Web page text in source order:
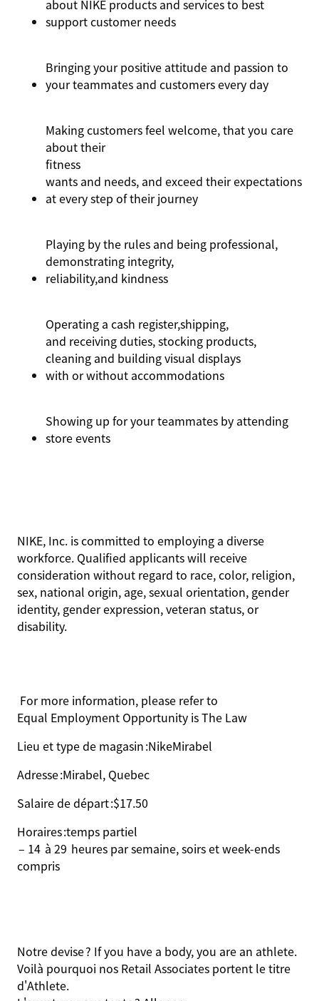
about NIKE products and services to best
support customer needs
Bringing your positive attitude and passion to
your teammates and customers every day
Making customers feel welcome, that you care
about their
fitness
wants and needs, and exceed their expectations
at every step of their journey
Playing by the rules and being professional,
demonstrating integrity,
reliability,and kindness
Operating a cash register,shipping,
and receiving duties, stocking products,
cleaning and building visual displays
with or without accommodations
Showing up for your teammates by attending
store events
NIKE, Inc. is committed to employing a diverse
workforce. Qualified applicants will receive
consideration without regard to race, color, religion,
sex, national origin, age, sexual orientation, gender
identity, gender expression, veteran status, or
disability.
For more information, please refer to
Equal Employment Opportunity is The Law
Lieu et type de magasin :NikeMirabel
Adresse :Mirabel, Quebec
Salaire de départ :$17.50
Horaires :temps partiel
– 14 à 29 heures par semaine, soirs et week-ends
compris
Notre devise ? If you have a body, you are an athlete.
Voilà pourquoi nos Retail Associates portent le titre
d'Athlete.